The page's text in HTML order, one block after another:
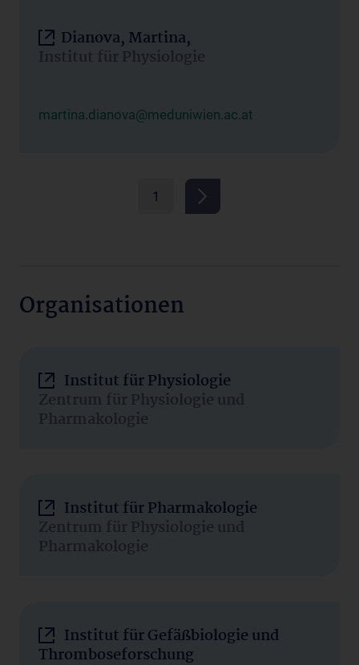
Dianova, Martina,
Institut für Physiologie
martina.dianova@meduniwien.ac.at
1
Organisationen
Institut für Physiologie
Zentrum für Physiologie und
Pharmakologie
Institut für Pharmakologie
Zentrum für Physiologie und
Pharmakologie
Institut für Gefäßbiologie und
Thromboseforschung